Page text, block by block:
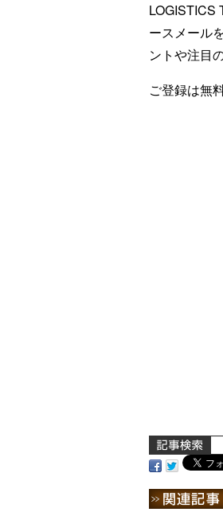
LOGISTICS
ースメール
ントや注目
ご登録は無